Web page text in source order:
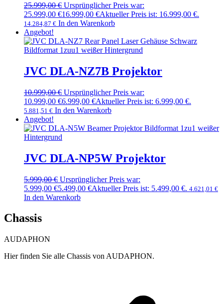
25.999,00€ Ursprünglicher Preis war:
25.999,00 €16.999,00 €Aktueller Preis ist: 16.999,00 €.
14.284,87 € In den Warenkorb
Angebot!
JVC DLA-NZ7B Projektor
10.999,00€ Ursprünglicher Preis war:
10.999,00 €6.999,00 €Aktueller Preis ist: 6.999,00 €.
5.881,51 € In den Warenkorb
Angebot!
JVC DLA-NP5W Projektor
5.999,00€ Ursprünglicher Preis war:
5.999,00 €5.499,00 €Aktueller Preis ist: 5.499,00 €. 4.621,01 €
In den Warenkorb
Chassis
AUDAPHON
Hier finden Sie alle Chassis von AUDAPHON.